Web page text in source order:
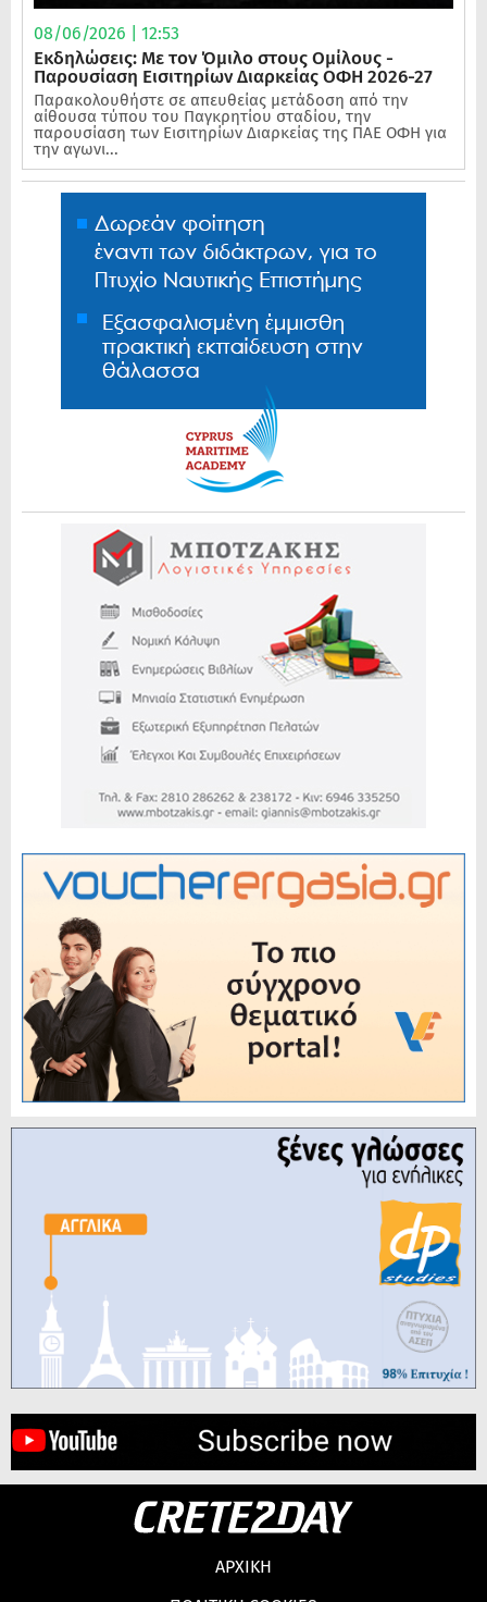
08/06/2026 | 12:53
Εκδηλώσεις: Με τον Όμιλο στους Ομίλους -
Παρουσίαση Εισιτηρίων Διαρκείας ΟΦΗ 2026-27
Παρακολουθήστε σε απευθείας μετάδοση από την
αίθουσα τύπου του Παγκρητίου σταδίου, την
παρουσίαση των Εισιτηρίων Διαρκείας της ΠΑΕ ΟΦΗ για
την αγωνι...
ΑΡΧΙΚΗ